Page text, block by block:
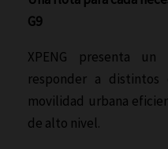
G9
XPENG presenta
responder a
movilidad urbana
de alto nivel.